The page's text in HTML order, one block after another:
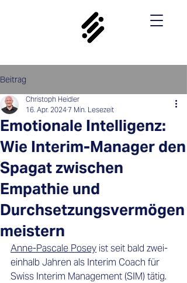
Beitrag
Emotionale Intelligenz:
Wie Interim-Manager den
Spagat zwischen
Empathie und
Durchsetzungsvermögen
meistern
Christoph Heidler
16. Apr. 20247 Min. Lesezeit
Anne-Pascale Posey ist seit bald zwei­
ein­halb Jahren als Interim Coach für
Swiss Interim Management (SIM) tätig.